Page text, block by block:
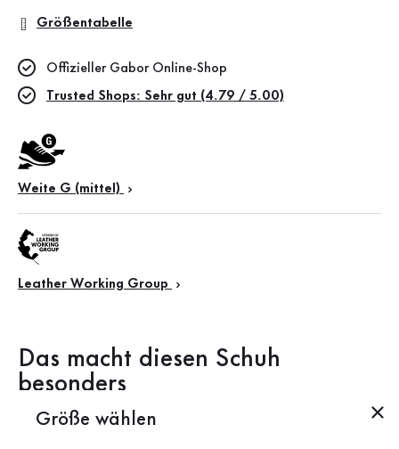
Größentabelle
Größe wählen
Offizieller Gabor Online-Shop
Trusted Shops: Sehr gut (4.79 / 5.00)
Weite G (mittel)
Leather Working Group
Das macht diesen Schuh
besonders
Produktbeschreibung